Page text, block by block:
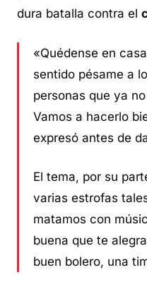
dura batalla contra el
«Quédense en
sentido pésame a
personas que ya
Vamos a hacerlo
expresó antes de
El tema, por su
varias estrofas
matamos con
buena que te
buen bolero, una